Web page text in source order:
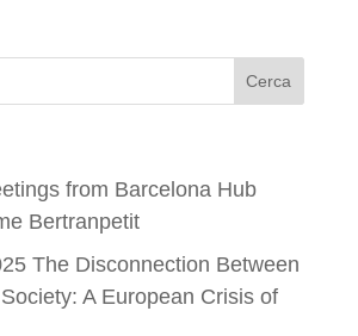
from Barcelona Hub
Bertranpetit
The Disconnection Between
A European Crisis of